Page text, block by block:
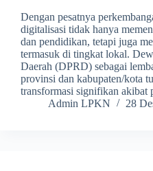
Dengan pesatnya
digitalisasi tidak hanya
dan pendidikan, tetapi juga
termasuk di tingkat lokal.
Daerah (DPRD) sebagai
provinsi dan kabupaten/kota
transformasi signifikan akibat
Admin LPKN
28